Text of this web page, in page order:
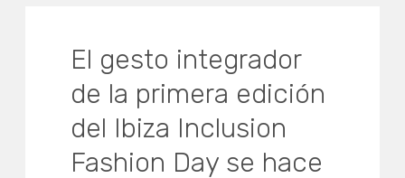
El gesto integrador
de la primera edición
del Ibiza Inclusion
Fashion Day se hace